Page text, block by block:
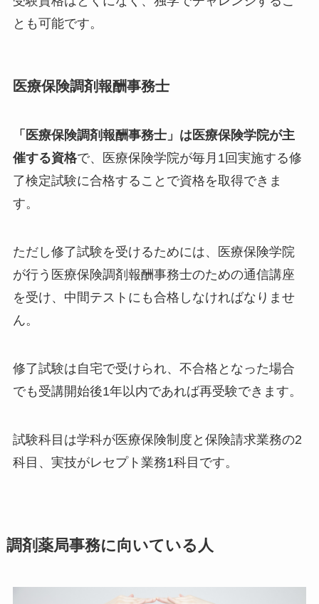
とも可能です。
医療保険調剤報酬事務士
「医療保険調剤報酬事務士」は医療保険学院が主
催する資格で、医療保険学院が毎月1回実施する修
了検定試験に合格することで資格を取得できま
す。
ただし修了試験を受けるためには、医療保険学院
が行う医療保険調剤報酬事務士のための通信講座
を受け、中間テストにも合格しなければなりませ
ん。
修了試験は自宅で受けられ、不合格となった場合
でも受講開始後1年以内であれば再受験できます。
試験科目は学科が医療保険制度と保険請求業務の2
科目、実技がレセプト業務1科目です。
調剤薬局事務に向いている人